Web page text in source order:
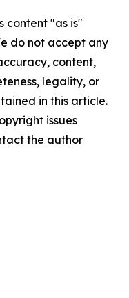
content "as is"
do not accept any
content,
legality, or
in this article.
issues
the author